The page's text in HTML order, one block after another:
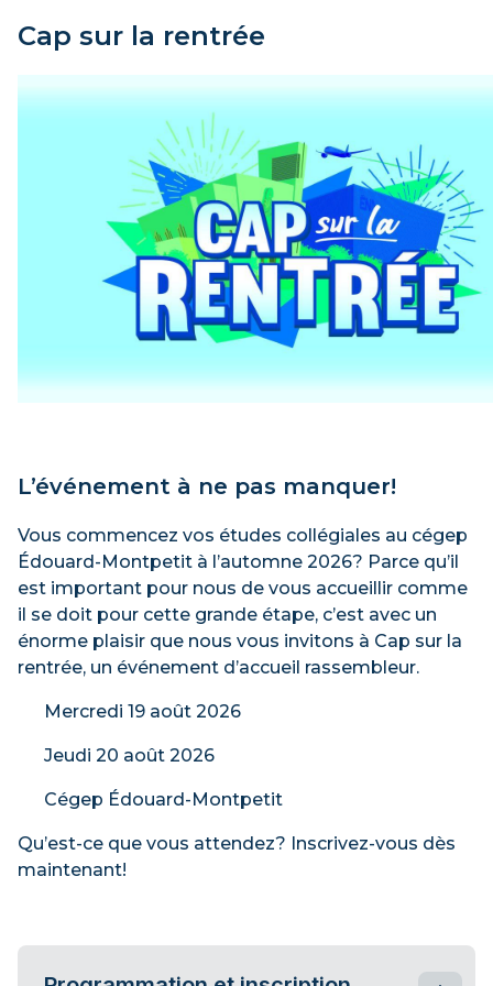
Cap sur la rentrée
L’événement à ne pas manquer!
Vous commencez vos études collégiales au cégep
Édouard-Montpetit à l’automne 2026? Parce qu’il
est important pour nous de vous accueillir comme
il se doit pour cette grande étape, c’est avec un
énorme plaisir que nous vous invitons à Cap sur la
rentrée, un événement d’accueil rassembleur.
Mercredi 19 août 2026
Jeudi 20 août 2026
Cégep Édouard-Montpetit
Qu’est-ce que vous attendez? Inscrivez-vous dès
maintenant!